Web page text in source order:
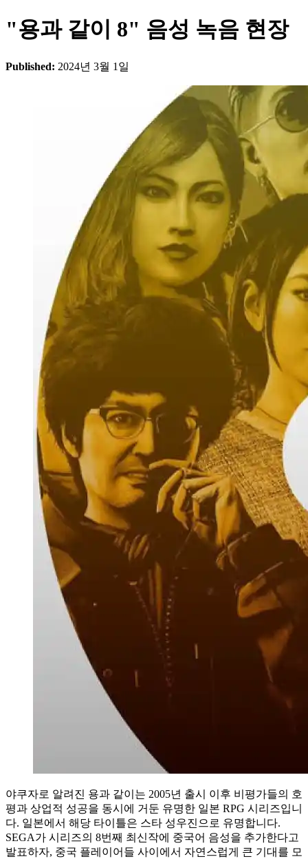
"용과 같이 8" 음성 녹음 현장
Published: 2024년 3월 1일
야쿠자로 알려진 용과 같이는 2005년 출시 이후 비평가들의 호
평과 상업적 성공을 동시에 거둔 유명한 일본 RPG 시리즈입니
다. 일본에서 해당 타이틀은 스타 성우진으로 유명합니다.
SEGA가 시리즈의 8번째 최신작에 중국어 음성을 추가한다고
발표하자, 중국 플레이어들 사이에서 자연스럽게 큰 기대를 모